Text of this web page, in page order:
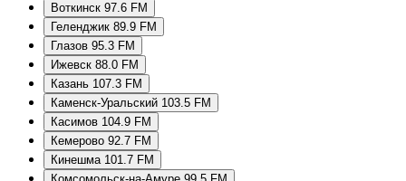
Воткинск 97.6 FM
Геленджик 89.9 FM
Глазов 95.3 FM
Ижевск 88.0 FM
Казань 107.3 FM
Каменск-Уральский 103.5 FM
Касимов 104.9 FM
Кемерово 92.7 FM
Кинешма 101.7 FM